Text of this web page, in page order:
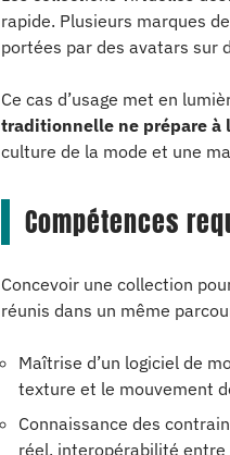
rapide. Plusieurs marques
portées par des avatars sur
Ce cas d’usage met en
traditionnelle ne prépare à
culture de la mode et une
Compétences
Concevoir une collection
réunis dans un même
Maîtrise d’un logiciel de
texture et le mouvement
Connaissance des
réel, interopérabilité